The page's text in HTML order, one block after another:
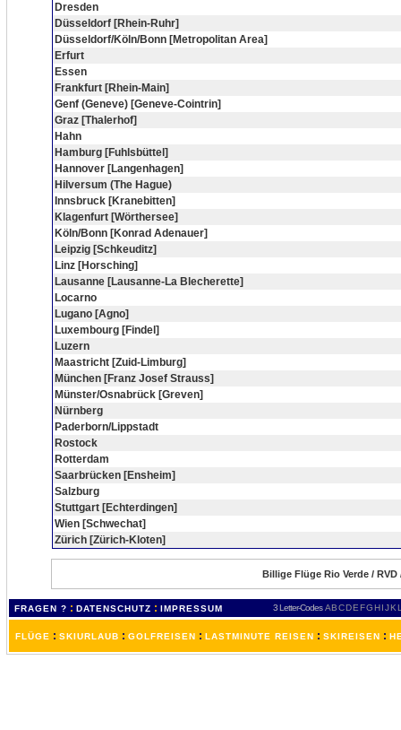
Dresden
Düsseldorf [Rhein-Ruhr]
Düsseldorf/Köln/Bonn [Metropolitan Area]
Erfurt
Essen
Frankfurt [Rhein-Main]
Genf (Geneve) [Geneve-Cointrin]
Graz [Thalerhof]
Hahn
Hamburg [Fuhlsbüttel]
Hannover [Langenhagen]
Hilversum (The Hague)
Innsbruck [Kranebitten]
Klagenfurt [Wörthersee]
Köln/Bonn [Konrad Adenauer]
Leipzig [Schkeuditz]
Linz [Horsching]
Lausanne [Lausanne-La Blecherette]
Locarno
Lugano [Agno]
Luxembourg [Findel]
Luzern
Maastricht [Zuid-Limburg]
München [Franz Josef Strauss]
Münster/Osnabrück [Greven]
Nürnberg
Paderborn/Lippstadt
Rostock
Rotterdam
Saarbrücken [Ensheim]
Salzburg
Stuttgart [Echterdingen]
Wien [Schwechat]
Zürich [Zürich-Kloten]
Billige Flüge Rio Verde /
FRAGEN ? : DATENSCHUTZ : IMPRESSUM 3 Letter-Codes ABCDEFGH IJKL
FLÜGE : SKIURLAUB : GOLFREISEN : LASTMINUTE REISEN : SKIREISEN :